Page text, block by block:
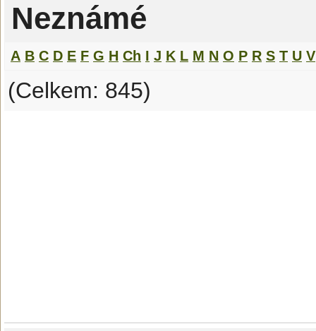
Neznámé
A B C D E F G H Ch I J K L M N O P R S T U V
(Celkem: 845)